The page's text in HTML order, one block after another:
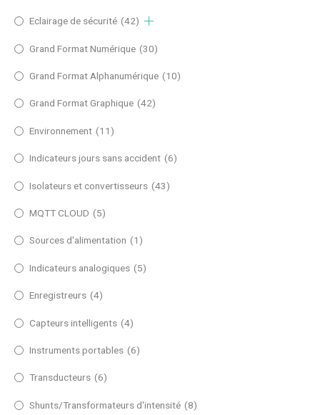
Eclairage de sécurité (42)
Grand Format Numérique (30)
Grand Format Alphanumérique (10)
Grand Format Graphique (42)
Environnement (11)
Indicateurs jours sans accident (6)
Isolateurs et convertisseurs (43)
MQTT CLOUD (5)
Sources d'alimentation (1)
Indicateurs analogiques (5)
Enregistreurs (4)
Capteurs intelligents (4)
Instruments portables (6)
Transducteurs (6)
Shunts/Transformateurs d'intensité (8)